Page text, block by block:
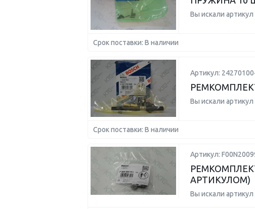
Вы искали артикул
Срок поставки: В наличии
Артикул:
Вы искали артикул
Срок поставки: В наличии
Артикул:
АРТИКУЛОМ)
Вы искали артикул